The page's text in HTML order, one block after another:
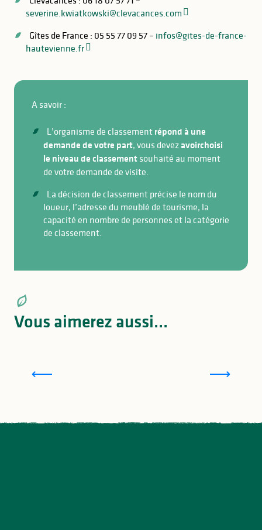
severine.kwiatkowski@clevacances.com
Gîtes de France : 05 55 77 09 57 – infos@gites-de-france-
hautevienne.fr
A savoir :
L’organisme de classement répond à une
demande de votre part, vous devez avoirchoisi
le niveau de classement souhaité au moment
de votre demande de visite.
La décision de classement précise le nom du
loueur, l’adresse du meublé de tourisme, la
capacité en nombre de personnes et la catégorie
de classement.
Vous aimerez aussi...